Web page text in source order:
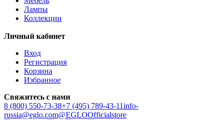
Лампы
Коллекции
Личный кабинет
Вход
Регистрация
Корзина
Избранное
Свяжитесь с нами
8 (800) 550-73-38+7 (495) 789-43-11info-
russia@eglo.com@EGLOOfficialstore